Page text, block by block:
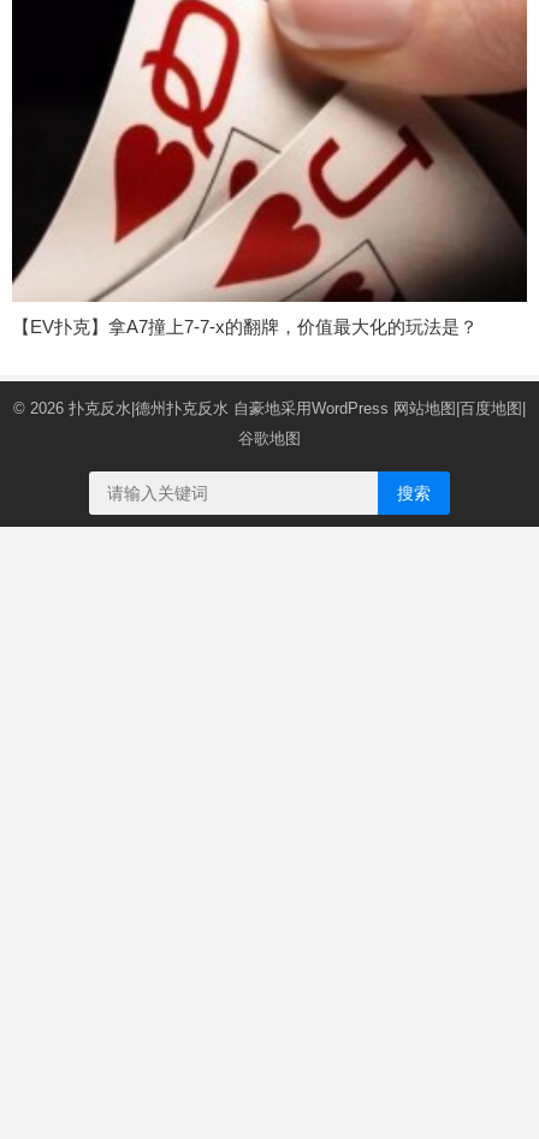
【EV扑克】拿A7撞上7-7-x的翻牌，价值最大化的玩法是？
© 2026 扑克反水|德州扑克反水 自豪地采用WordPress 网站地图 百度地图
谷歌地图
搜索